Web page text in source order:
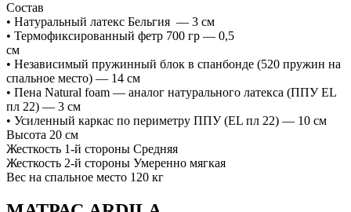
Состав
• Натуральный латекс Бельгия — 3 см
• Термофиксированный фетр 700 гр — 0,5
см
• Независимый пружинный блок в спанбонде (520 пружин на
спальное место) — 14 см
• Пена Natural foam — аналог натурального латекса (ППУ EL
пл 22) — 3 см
• Усиленный каркас по периметру ППУ (EL пл 22) — 10 см
Высота 20 см
Жесткость 1-й стороны Средняя
Жесткость 2-й стороны Умеренно мягкая
Вес на спальное место 120 кг